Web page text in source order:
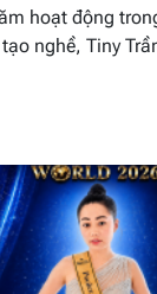
hoạt động
nghề, Tiny